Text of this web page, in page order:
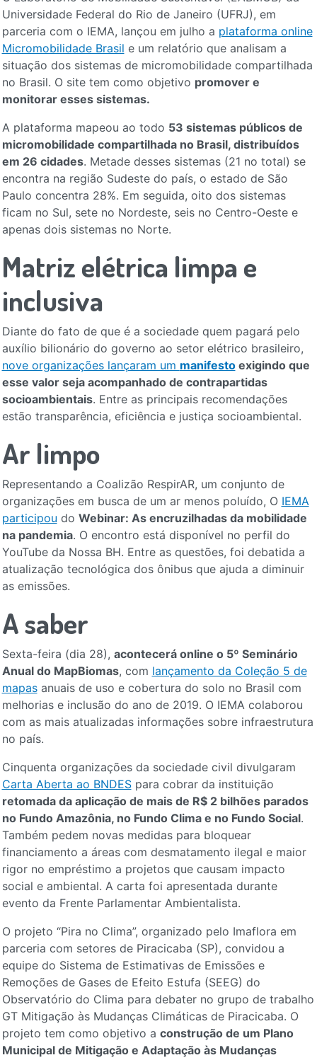
Universidade Federal do Rio de Janeiro (UFRJ), em
parceria com o IEMA, lançou em julho a plataforma online
Micromobilidade Brasil e um relatório que analisam a
situação dos sistemas de micromobilidade compartilhada
no Brasil. O site tem como objetivo promover e
monitorar esses sistemas.
A plataforma mapeou ao todo 53 sistemas públicos de
micromobilidade compartilhada no Brasil, distribuídos
em 26 cidades. Metade desses sistemas (21 no total) se
encontra na região Sudeste do país, o estado de São
Paulo concentra 28%. Em seguida, oito dos sistemas
ficam no Sul, sete no Nordeste, seis no Centro-Oeste e
apenas dois sistemas no Norte.
Matriz elétrica limpa e
inclusiva
Diante do fato de que é a sociedade quem pagará pelo
auxílio bilionário do governo ao setor elétrico brasileiro,
nove organizações lançaram um manifestoexigindo que
esse valor seja acompanhado de contrapartidas
socioambientais. Entre as principais recomendações
estão transparência, eficiência e justiça socioambiental.
Ar limpo
Representando a Coalizão RespirAR, um conjunto de
organizações em busca de um ar menos poluído, O IEMA
participou do Webinar: As encruzilhadas da mobilidade
na pandemia. O encontro está disponível no perfil do
YouTube da Nossa BH. Entre as questões, foi debatida a
atualização tecnológica dos ônibus que ajuda a diminuir
as emissões.
A saber
Sexta-feira (dia 28), acontecerá online o 5º Seminário
Anual do MapBiomas, com lançamento da Coleção 5 de
mapasanuais de uso e cobertura do solo no Brasil com
melhorias e inclusão do ano de 2019. O IEMA colaborou
com as mais atualizadas informações sobre infraestrutura
no país.
Cinquenta organizações da sociedade civil divulgaram
Carta Aberta ao BNDESpara cobrar da instituição
retomada da aplicação de mais de R$ 2 bilhões parados
no Fundo Amazônia, no Fundo Clima e no Fundo Social.
Também pedem novas medidas para bloquear
financiamento a áreas com desmatamento ilegal e maior
rigor no empréstimo a projetos que causam impacto
social e ambiental. A carta foi apresentada durante
evento da Frente Parlamentar Ambientalista.
O projeto “Pira no Clima”, organizado pelo Imaflora em
parceria com setores de Piracicaba (SP), convidou a
equipe do Sistema de Estimativas de Emissões e
Remoções de Gases de Efeito Estufa (SEEG) do
Observatório do Clima para debater no grupo de trabalho
GT Mitigação às Mudanças Climáticas de Piracicaba. O
projeto tem como objetivo a construção de um Plano
Municipal de Mitigação e Adaptação às Mudanças